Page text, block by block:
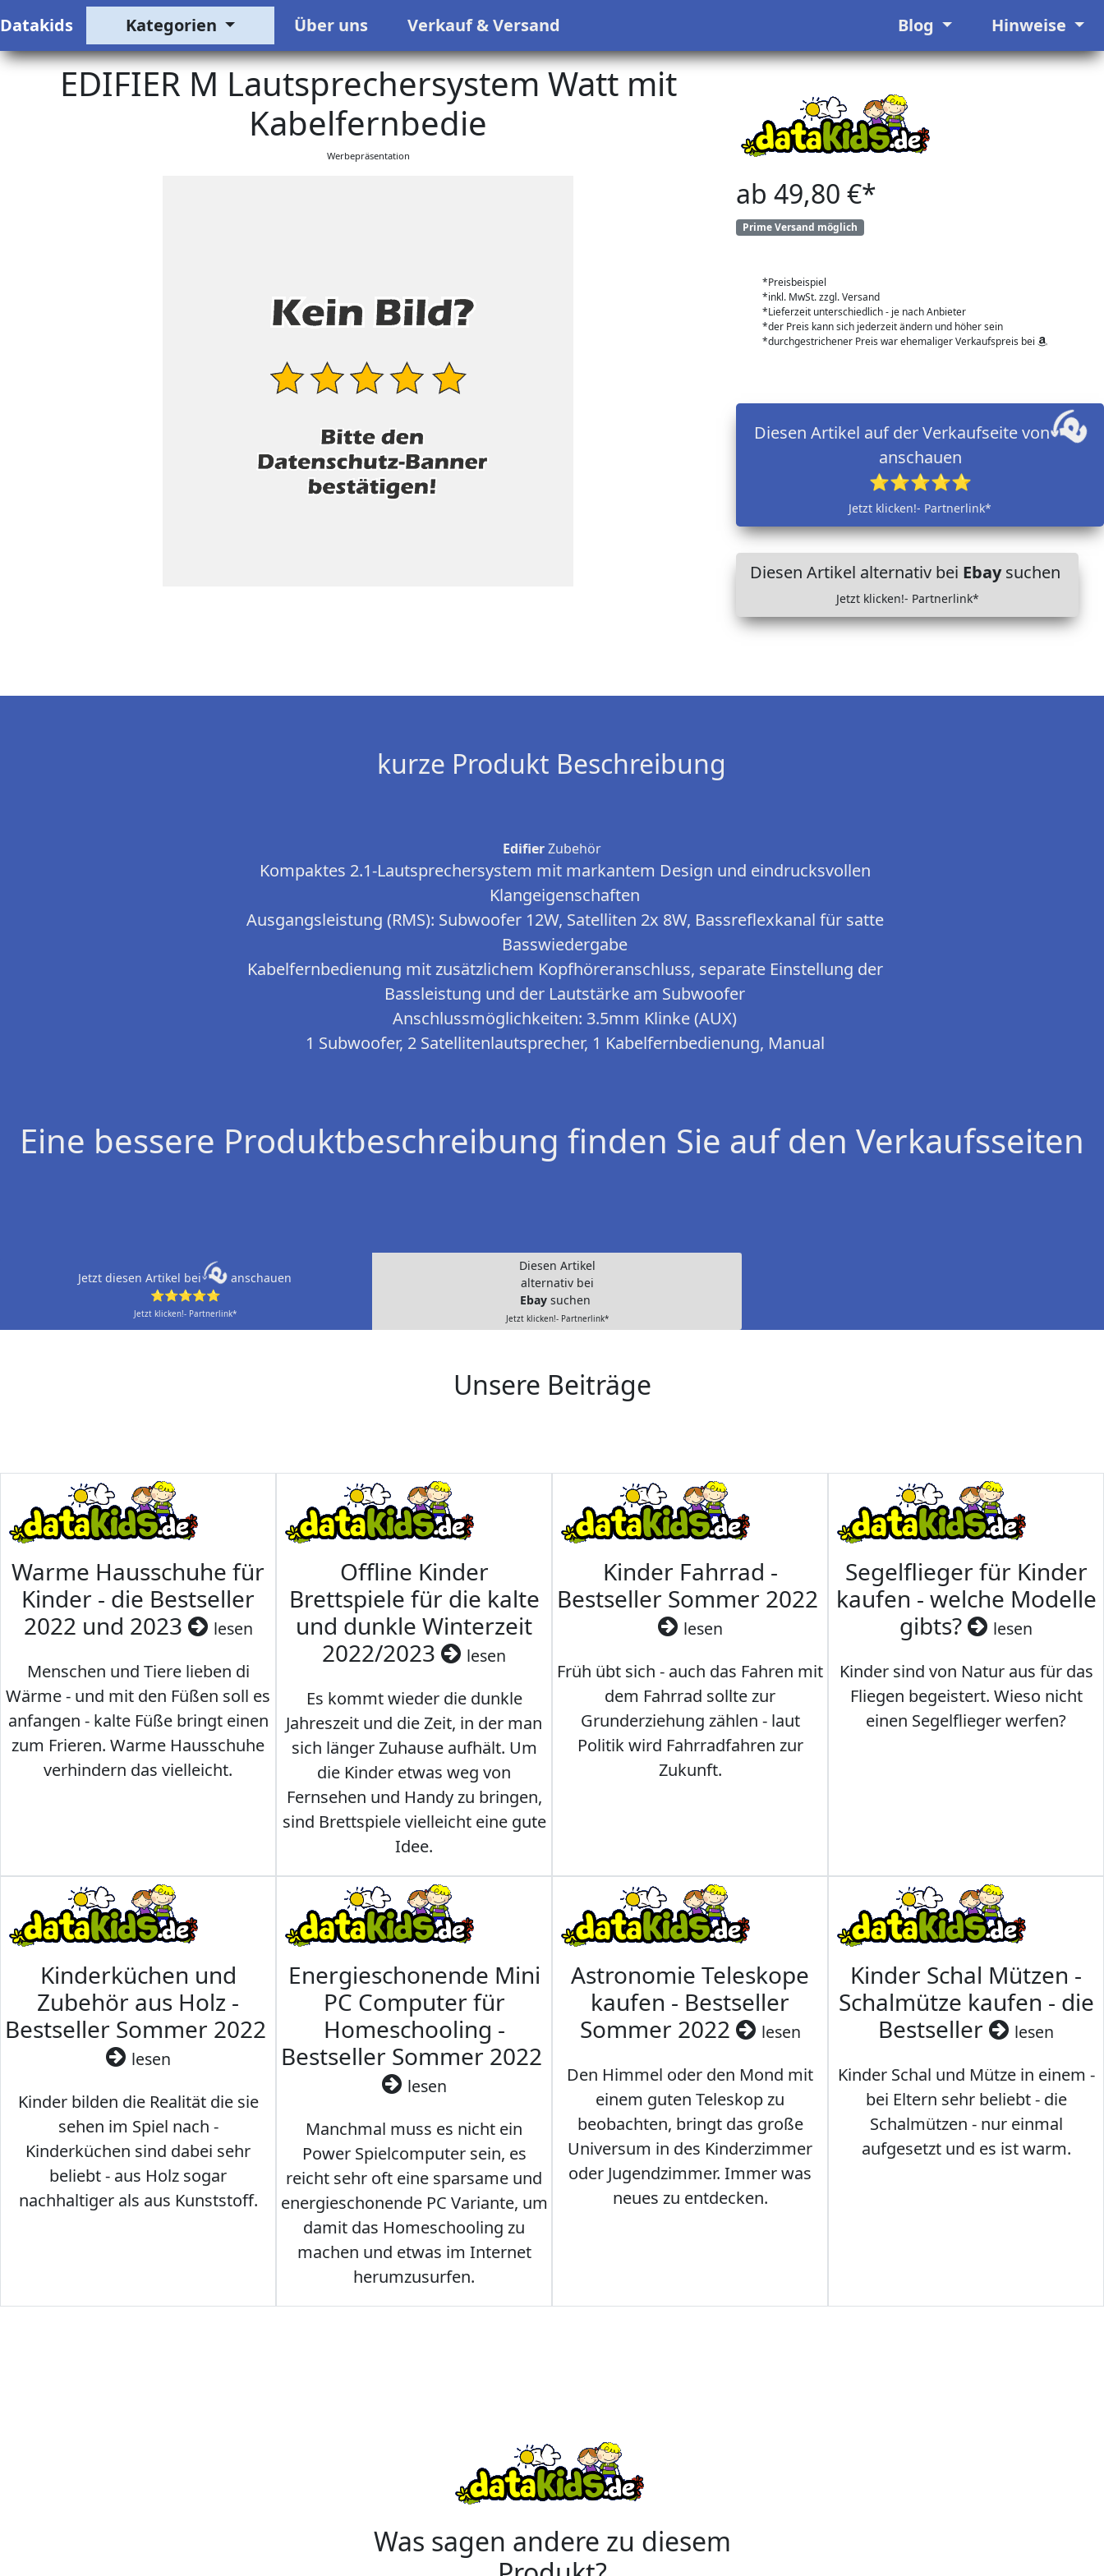
Datakids Kategorien Über uns Verkauf & Versand Blog Hinweise
EDIFIER M Lautsprechersystem Watt mit
Kabelfernbedie
Werbepräsentation
ab 49,80 €*
Prime Versand möglich
*Preisbeispiel
*inkl. MwSt. zzgl. Versand
*Lieferzeit unterschiedlich - je nach Anbieter
*der Preis kann sich jederzeit ändern und höher sein
*durchgestrichener Preis war ehemaliger Verkaufspreis bei
Diesen Artikel auf der Verkaufseite von
anschauen
⭐⭐⭐⭐⭐
Jetzt klicken!- Partnerlink*
Diesen Artikel alternativ bei Ebaysuchen
Jetzt klicken!- Partnerlink*
kurze Produkt Beschreibung
EdifierZubehör
Kompaktes 2.1-Lautsprechersystem mit markantem Design und eindrucksvollen
Klangeigenschaften
Ausgangsleistung (RMS): Subwoofer 12W, Satelliten 2x 8W, Bassreflexkanal für satte
Basswiedergabe
Kabelfernbedienung mit zusätzlichem Kopfhöreranschluss, separate Einstellung der
Bassleistung und der Lautstärke am Subwoofer
Anschlussmöglichkeiten: 3.5mm Klinke (AUX)
1 Subwoofer, 2 Satellitenlautsprecher, 1 Kabelfernbedienung, Manual
Eine bessere Produktbeschreibung finden Sie auf den Verkaufsseiten
Jetzt diesen Artikel bei
anschauen
⭐⭐⭐⭐⭐
Jetzt klicken!- Partnerlink*
Diesen Artikel
alternativ bei
Ebay suchen
Jetzt klicken!- Partnerlink*
Unsere Beiträge
Warme Hausschuhe für
Kinder - die Bestseller
2022 und 2023
lesen
Menschen und Tiere lieben di
Wärme - und mit den Füßen soll es
anfangen - kalte Füße bringt einen
zum Frieren. Warme Hausschuhe
verhindern das vielleicht.
Offline Kinder
Brettspiele für die kalte
und dunkle Winterzeit
2022/2023
lesen
Es kommt wieder die dunkle
Jahreszeit und die Zeit, in der man
sich länger Zuhause aufhält. Um
die Kinder etwas weg von
Fernsehen und Handy zu bringen,
sind Brettspiele vielleicht eine gute
Idee.
Kinder Fahrrad -
Bestseller Sommer 2022
lesen
Früh übt sich - auch das Fahren mit
dem Fahrrad sollte zur
Grunderziehung zählen - laut
Politik wird Fahrradfahren zur
Zukunft.
Segelflieger für Kinder
kaufen - welche Modelle
gibts?
lesen
Kinder sind von Natur aus für das
Fliegen begeistert. Wieso nicht
einen Segelflieger werfen?
Kinderküchen und
Zubehör aus Holz -
Bestseller Sommer 2022
lesen
Kinder bilden die Realität die sie
sehen im Spiel nach -
Kinderküchen sind dabei sehr
beliebt - aus Holz sogar
nachhaltiger als aus Kunststoff.
Energieschonende Mini
PC Computer für
Homeschooling -
Bestseller Sommer 2022
lesen
Manchmal muss es nicht ein
Power Spielcomputer sein, es
reicht sehr oft eine sparsame und
energieschonende PC Variante, um
damit das Homeschooling zu
machen und etwas im Internet
herumzusurfen.
Astronomie Teleskope
kaufen - Bestseller
Sommer 2022
lesen
Den Himmel oder den Mond mit
einem guten Teleskop zu
beobachten, bringt das große
Universum in des Kinderzimmer
oder Jugendzimmer. Immer was
neues zu entdecken.
Kinder Schal Mützen -
Schalmütze kaufen - die
Bestseller
lesen
Kinder Schal und Mütze in einem -
bei Eltern sehr beliebt - die
Schalmützen - nur einmal
aufgesetzt und es ist warm.
Was sagen andere zu diesem